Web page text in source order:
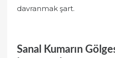
davranmak şart.
Sanal Kumarın